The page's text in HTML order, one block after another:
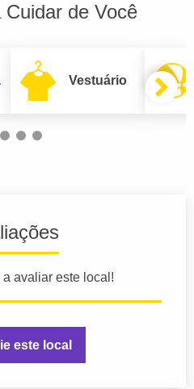
Cuidar de Você
Vestuário
avaliar este local!
este local